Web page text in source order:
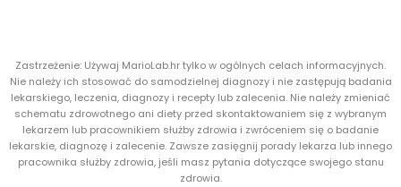
Zastrzeżenie: Używaj MarioLab.hr tylko w ogólnych celach informacyjnych.
Nie należy ich stosować do samodzielnej diagnozy i nie zastępują badania
lekarskiego, leczenia, diagnozy i recepty lub zalecenia. Nie należy zmieniać
schematu zdrowotnego ani diety przed skontaktowaniem się z wybranym
lekarzem lub pracownikiem służby zdrowia i zwróceniem się o badanie
lekarskie, diagnozę i zalecenie. Zawsze zasięgnij porady lekarza lub innego
pracownika służby zdrowia, jeśli masz pytania dotyczące swojego stanu
zdrowia.